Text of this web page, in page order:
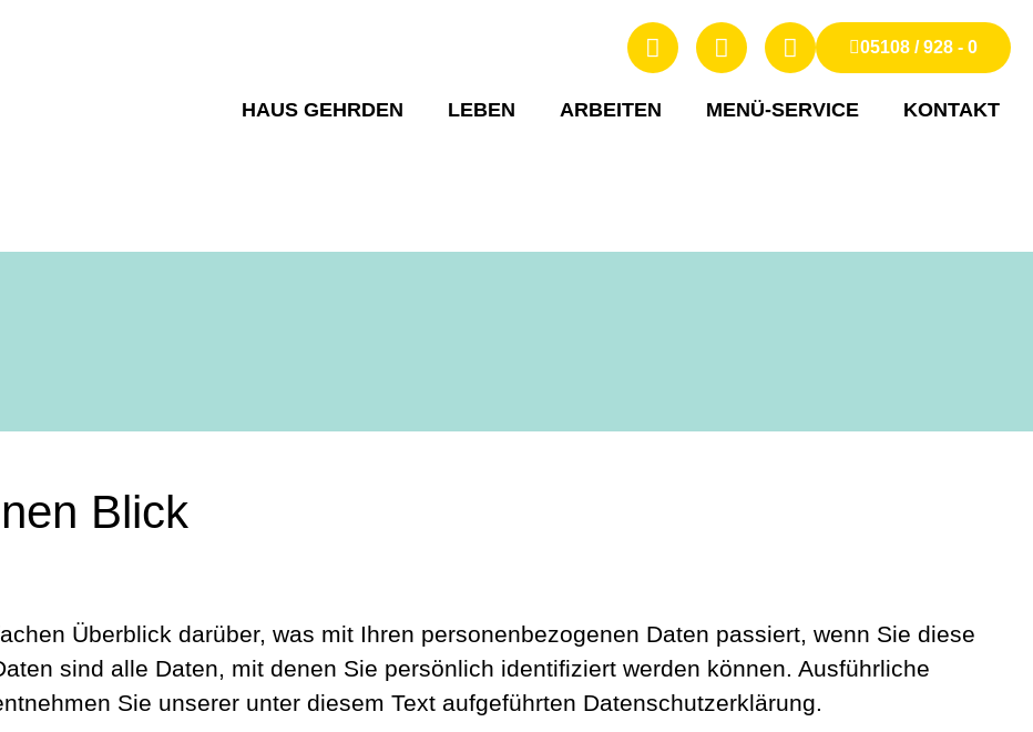
05108 / 928 - 0
HAUS GEHRDEN LEBEN ARBEITEN MENÜ-SERVICE KONTAKT
Blick
Überblick darüber, was mit Ihren personenbezogenen Daten passiert, wenn Sie diese
sind alle Daten, mit denen Sie persönlich identifiziert werden können. Ausführliche
Sie unserer unter diesem Text aufgeführten Datenschutzerklärung.